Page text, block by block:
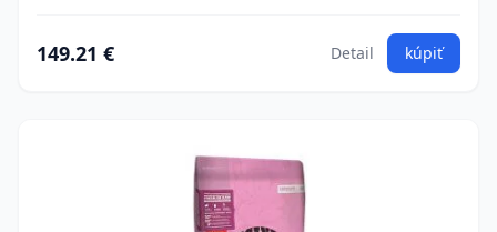
149.21 € Detail kúpiť